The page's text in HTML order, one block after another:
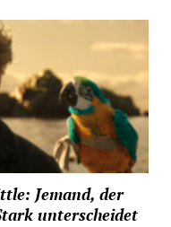
Jemand, der
unterscheidet